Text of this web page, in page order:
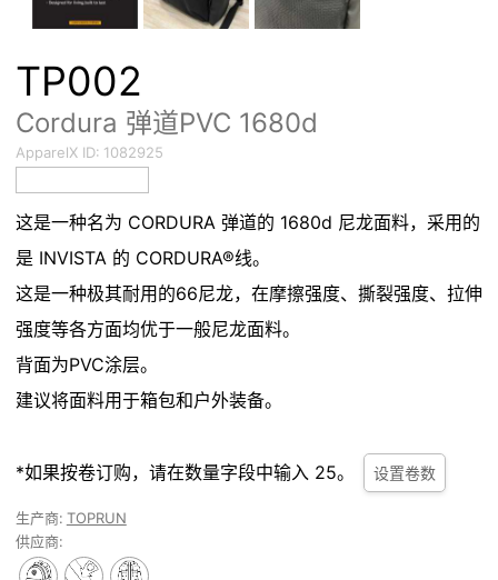
TP002
Cordura 弹道PVC 1680d
ApparelX ID: 1082925
这是一种名为 CORDURA 弹道的 1680d 尼龙面料，采用的
是 INVISTA 的 CORDURA®线。
这是一种极其耐用的66尼龙，在摩擦强度、撕裂强度、拉伸
强度等各方面均优于一般尼龙面料。
背面为PVC涂层。
建议将面料用于箱包和户外装备。
*如果按卷订购，请在数量字段中输入 25。 设置卷数
生产商: TOPRUN
供应商: